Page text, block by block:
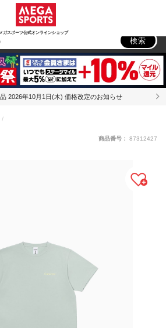
メガスポーツ公式オンラインショップ
トドア
検索
2026年10月1日(木) 価格改定のお知らせ
商品番号： 87312427